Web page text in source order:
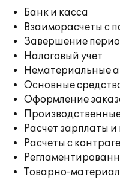
Банк и касса
Взаиморасчеты с
Завершение
Налоговый учет
Нематериальные
Основные
Оформление
Расчет зарплаты
Расчеты с
Товарно-